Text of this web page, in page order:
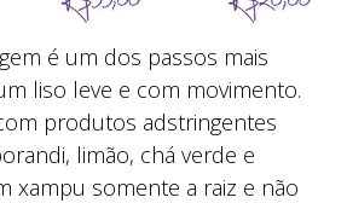
é um dos passos mais
liso leve e com movimento.
produtos adstringentes
limão, chá verde e
xampu somente a raiz e não